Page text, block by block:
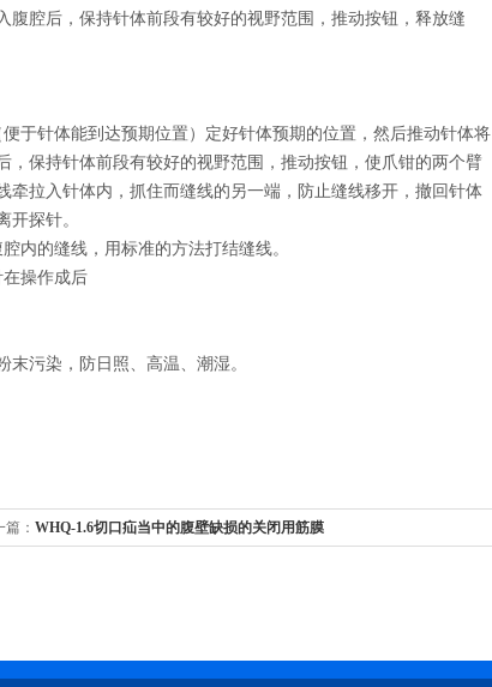
腔后，保持针体前段有较好的视野范围，推动按钮，释放缝
于针体能到达预期位置）定好针体预期的位置，然后推动针体将
保持针体前段有较好的视野范围，推动按钮，使爪钳的两个臂
拉入针体内，抓住而缝线的另一端，防止缝线移开，撤回针体
开探针。
内的缝线，用标准的方法打结缝线。
操作成后
污染，防日照、高温、潮湿。
篇： WHQ-1.6切口疝当中的腹壁缺损的关闭用筋膜